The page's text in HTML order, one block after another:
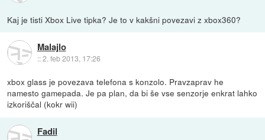
Kaj je tisti Xbox Live tipka? Je to v kakšni povezavi z xbox360?
Malajlo
::2. feb 2013, 17:26
xbox glass je povezava telefona s konzolo. Pravzaprav he
namesto gamepada. Je pa plan, da bi še vse senzorje enkrat lahko
izkoriščal (kokr wii)
Fadil